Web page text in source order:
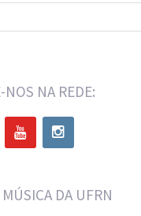
NOS NA REDE:
DA UFRN